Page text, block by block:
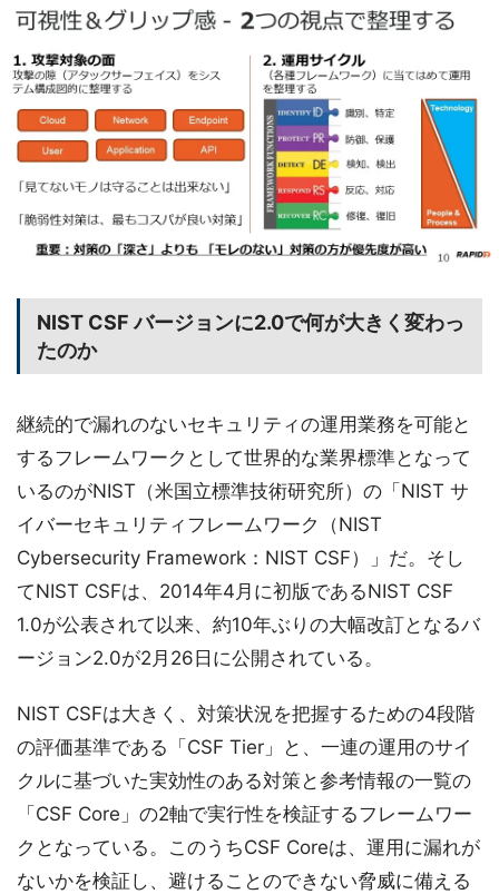
NIST CSF バージョンに2.0で何が大きく変わっ
たのか
継続的で漏れのないセキュリティの運用業務を可能と
するフレームワークとして世界的な業界標準となって
いるのがNIST（米国立標準技術研究所）の「NIST サ
イバーセキュリティフレームワーク（NIST
Cybersecurity Framework：NIST CSF）」だ。そし
てNIST CSFは、2014年4月に初版であるNIST CSF
1.0が公表されて以来、約10年ぶりの大幅改訂となるバ
ージョン2.0が2月26日に公開されている。
NIST CSFは大きく、対策状況を把握するための4段階
の評価基準である「CSF Tier」と、一連の運用のサイ
クルに基づいた実効性のある対策と参考情報の一覧の
「CSF Core」の2軸で実行性を検証するフレームワー
クとなっている。このうちCSF Coreは、運用に漏れが
ないかを検証し、避けることのできない脅威に備える